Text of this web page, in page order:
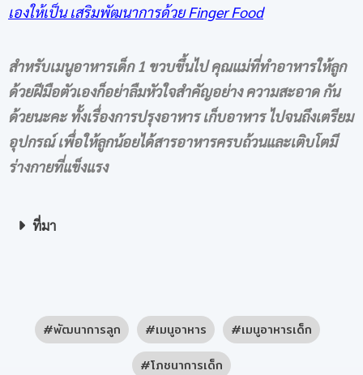
เองให้เป็น เสริมพัฒนาการด้วยFinger Food
สำหรับเมนูอาหารเด็ก 1 ขวบขึ้นไป คุณแม่ที่ทำอาหารให้ลูก
ด้วยฝีมือตัวเองก็อย่าลืมหัวใจสำคัญอย่าง ความสะอาด กัน
ด้วยนะคะ ทั้งเรื่องการปรุงอาหาร เก็บอาหาร ไปจนถึงเตรียม
อุปกรณ์ เพื่อให้ลูกน้อยได้สารอาหารครบถ้วนและเติบโตมี
ร่างกายที่แข็งแรง
ที่มา
พัฒนาการลูก เมนูอาหาร
เมนูอาหารเด็ก
โภชนาการเด็ก